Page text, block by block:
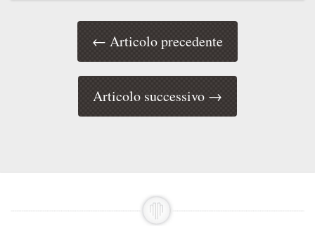
← Articolo precedente
Articolo successivo →